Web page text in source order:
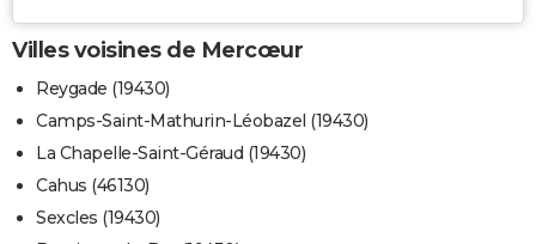
Villes voisines de Mercœur
Reygade (19430)
Camps-Saint-Mathurin-Léobazel (19430)
La Chapelle-Saint-Géraud (19430)
Cahus (46130)
Sexcles (19430)